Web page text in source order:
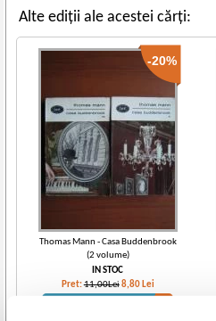
Alte ediții ale acestei cărți:
-20%
Thomas Mann - Casa Buddenbrook
(2 volume)
IN STOC
Pret:11,00Lei 8,80 Lei